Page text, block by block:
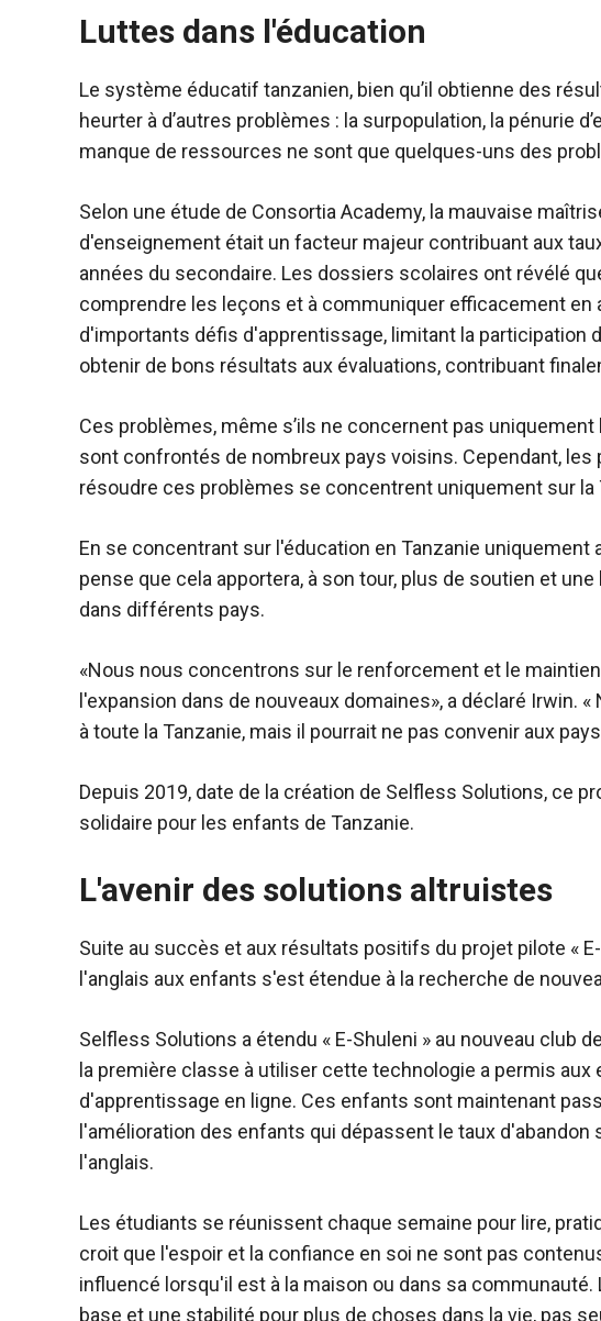
Luttes dans l'éducation
Le système éducatif tanzanien, bien qu’il obtienne des
heurter à d’autres problèmes : la surpopulation, la pénurie
manque de ressources ne sont que quelques-uns des
Selon une étude de Consortia Academy, la mauvaise
d'enseignement était un facteur majeur contribuant aux
années du secondaire. Les dossiers scolaires ont révélé
comprendre les leçons et à communiquer efficacement
d'importants défis d'apprentissage, limitant la participation
obtenir de bons résultats aux évaluations, contribuant
Ces problèmes, même s’ils ne concernent pas
sont confrontés de nombreux pays voisins. Cependant,
résoudre ces problèmes se concentrent uniquement sur
En se concentrant sur l'éducation en Tanzanie
pense que cela apportera, à son tour, plus de soutien et une
dans différents pays.
«Nous nous concentrons sur le renforcement et le
l'expansion dans de nouveaux domaines», a déclaré Irwin.
à toute la Tanzanie, mais il pourrait ne pas convenir aux
Depuis 2019, date de la création de Selfless Solutions, ce
solidaire pour les enfants de Tanzanie.
L'avenir des solutions altruistes
Suite au succès et aux résultats positifs du projet pilote «
l'anglais aux enfants s'est étendue à la recherche de
Selfless Solutions a étendu « E-Shuleni » au nouveau club
la première classe à utiliser cette technologie a permis
d'apprentissage en ligne. Ces enfants sont maintenant
l'amélioration des enfants qui dépassent le taux
l'anglais.
Les étudiants se réunissent chaque semaine pour lire,
croit que l'espoir et la confiance en soi ne sont pas
influencé lorsqu'il est à la maison ou dans sa
base et une stabilité pour plus de choses dans la vie, pas